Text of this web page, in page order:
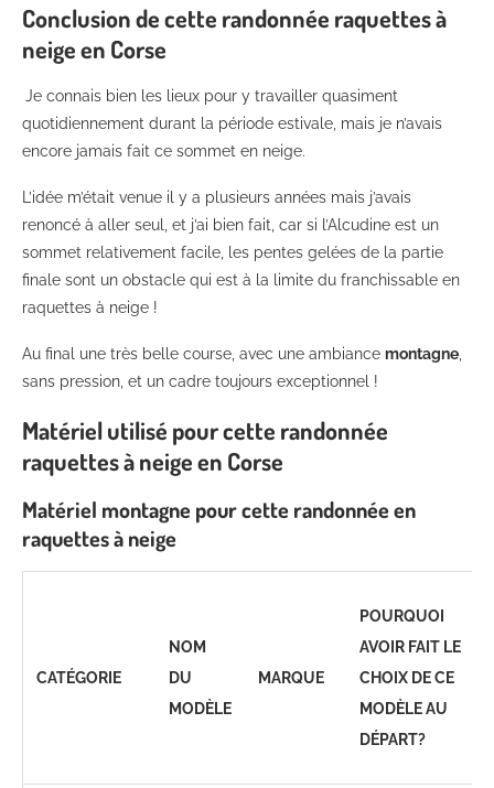
Conclusion de cette randonnée raquettes à
neige en Corse
Je connais bien les lieux pour y travailler quasiment
quotidiennement durant la période estivale, mais je n’avais
encore jamais fait ce sommet en neige.
L’idée m’était venue il y a plusieurs années mais j’avais
renoncé à aller seul, et j’ai bien fait, car si l’Alcudine est un
sommet relativement facile, les pentes gelées de la partie
finale sont un obstacle qui est à la limite du franchissable en
raquettes à neige !
Au final une très belle course, avec une ambiance montagne
sans pression, et un cadre toujours exceptionnel !
Matériel utilisé pour cette randonnée
raquettes à neige en Corse
Matériel montagne pour cette randonnée en
raquettes à neige
CATÉGORIE
NOM
DU
MODÈLE
MARQUE
POURQUOI
AVOIR FAIT LE
CHOIX DE CE
MODÈLE AU
DÉPART?